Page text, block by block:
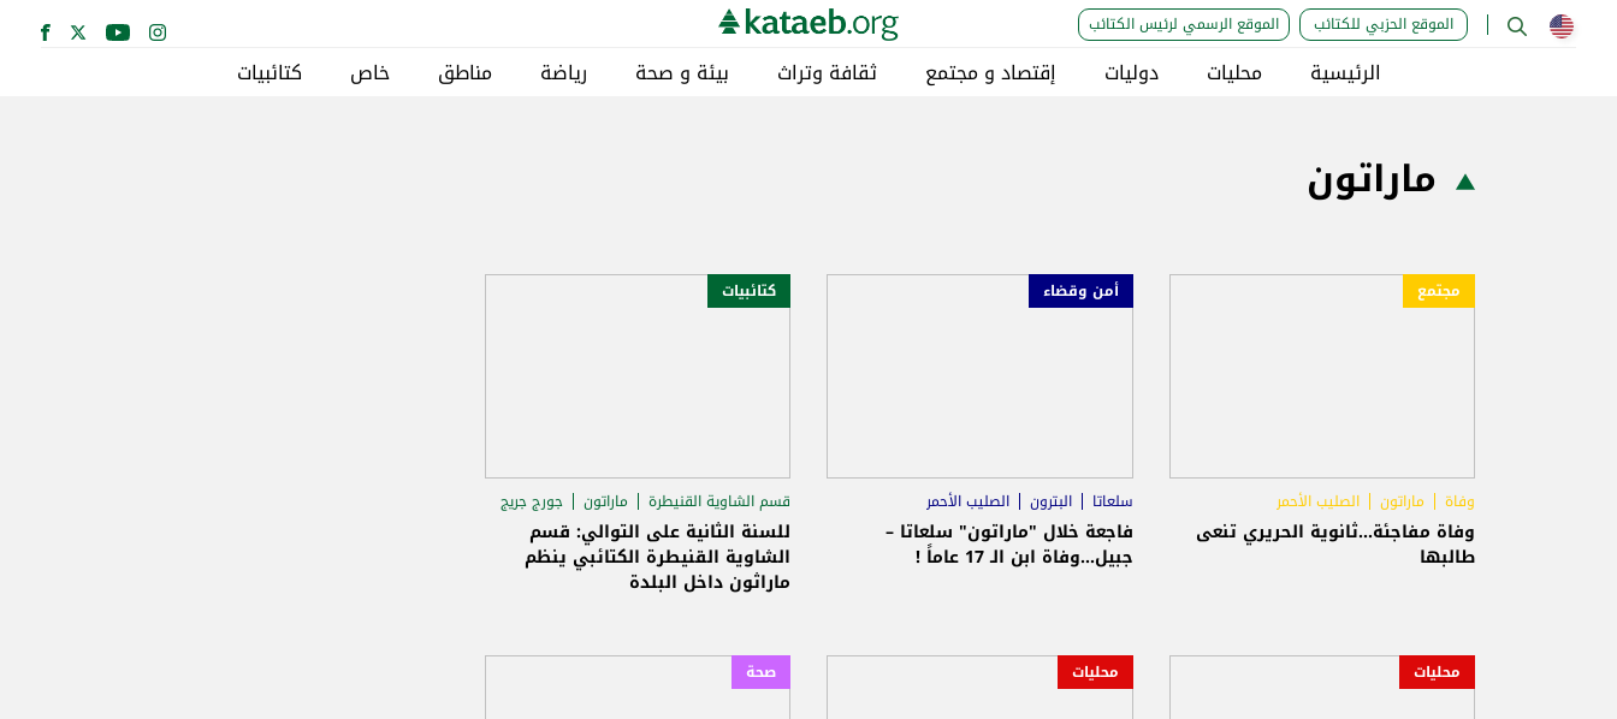
الموقع الحزبي للكتائب الموقع الرسمي لرئيس الكتائب
الرئيسية محليات دوليات إقتصاد و مجتمع ثقافة وتراث بيئة و صحة رياضة مناطق خاص كتائبيات
ماراتون
مجتمع
وفاة ماراتون الصليب الأحمر
وفاة مفاجئة...ثانوية الحريري تنعى
طالبها
أمن وقضاء
سلعاتا البترون الصليب الأحمر
فاجعة خلال "ماراتون" سلعاتا –
جبيل...وفاة ابن الـ 17 عاماً !
كتائبيات
قسم الشاوية القنيطرة ماراتون جورج جريج
للسنة الثانية على التوالي: قسم
الشاوية القنيطرة الكتائبي ينظم
ماراثون داخل البلدة
محليات محليات صحة